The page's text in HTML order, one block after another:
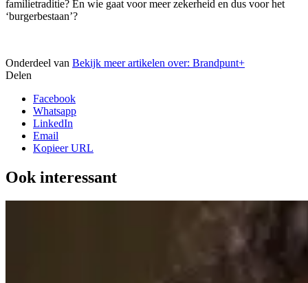
familietraditie? En wie gaat voor meer zekerheid en dus voor het
‘burgerbestaan’?
Onderdeel van Bekijk meer artikelen over: Brandpunt+
Delen
Facebook
Whatsapp
LinkedIn
Email
Kopieer URL
Ook interessant